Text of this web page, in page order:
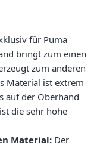
für Puma
bringt zum einen
zum anderen
Material ist extrem
auf der Oberhand
die sehr hohe
Material: Der